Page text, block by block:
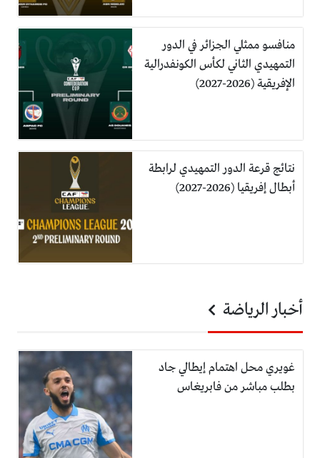
منافسو ممثلي الجزائر في الدور
التمهيدي الثاني لكأس الكونفدرالية
الإفريقية (2026-2027)
نتائج قرعة الدور التمهيدي لرابطة
أبطال إفريقيا (2026-2027)
أخبار الرياضة
غويري محل اهتمام إيطالي جاد
بطلب مباشر من فابريغاس